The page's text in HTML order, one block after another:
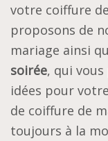
votre coiffure
proposons de
mariage ainsi
soirée, qui
idées pour
de coiffure de
toujours à la